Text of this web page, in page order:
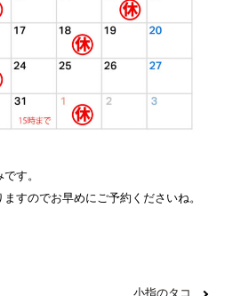
す。
すのでお早めにご予約くださいね。
小指のタコ